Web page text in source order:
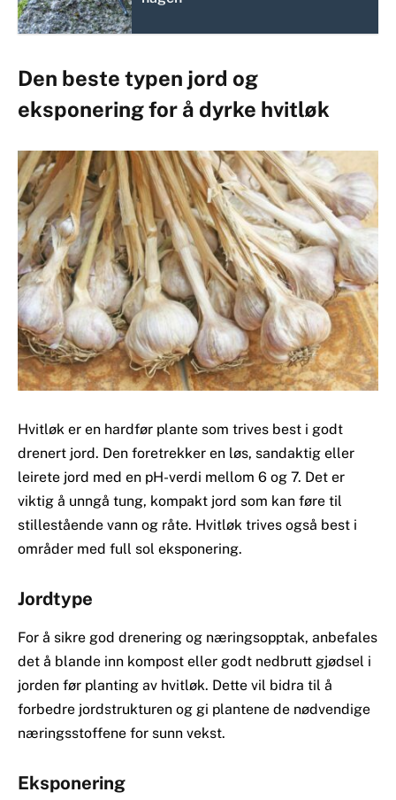
Den beste typen jord og
eksponering for å dyrke hvitløk
Hvitløk er en hardfør plante som trives best i godt
drenert jord. Den foretrekker en løs, sandaktig eller
leirete jord med en pH-verdi mellom 6 og 7. Det er
viktig å unngå tung, kompakt jord som kan føre til
stillestående vann og råte. Hvitløk trives også best i
områder med full sol eksponering.
Jordtype
For å sikre god drenering og næringsopptak, anbefales
det å blande inn kompost eller godt nedbrutt gjødsel i
jorden før planting av hvitløk. Dette vil bidra til å
forbedre jordstrukturen og gi plantene de nødvendige
næringsstoffene for sunn vekst.
Eksponering